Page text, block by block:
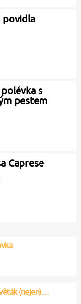
povidla
s
pestem
Caprese
(nejen)…